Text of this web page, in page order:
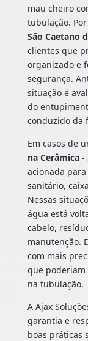
mau cheiro
tubulação.
São Caetano
clientes que
organizado e
segurança.
situação é
do
conduzido da
Em casos de
na Cerâmica
acionada
sanitário,
Nessas
água está
cabelo,
manutenção.
com mais
que
na tubulação.
A Ajax
garantia e
boas práticas